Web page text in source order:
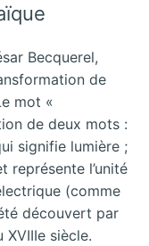
Becquerel,
de
mot «
de deux mots :
signifie lumière ;
représente l’unité
(comme
découvert par
XVIIIe siècle.